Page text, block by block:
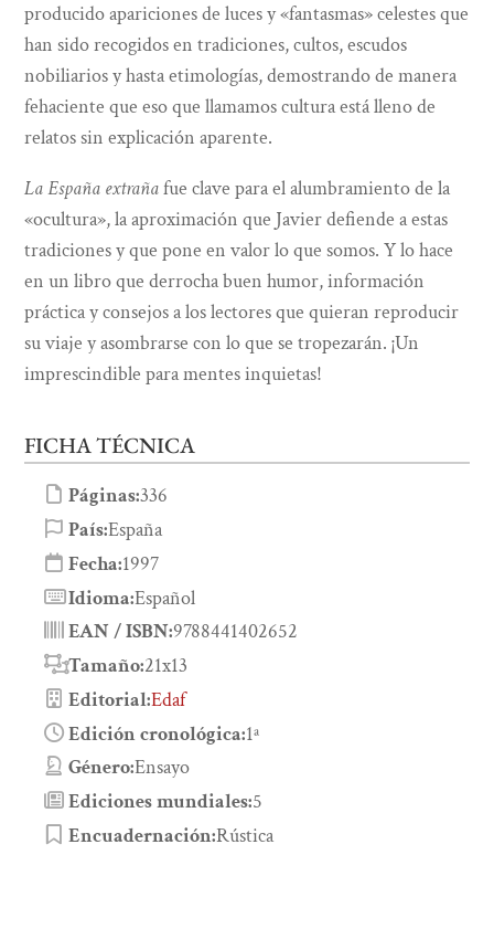
producido apariciones de luces y «fantasmas» celestes que
han sido recogidos en tradiciones, cultos, escudos
nobiliarios y hasta etimologías, demostrando de manera
fehaciente que eso que llamamos cultura está lleno de
relatos sin explicación aparente.
La España extrañafue clave para el alumbramiento de la
«ocultura», la aproximación que Javier defiende a estas
tradiciones y que pone en valor lo que somos. Y lo hace
en un libro que derrocha buen humor, información
práctica y consejos a los lectores que quieran reproducir
su viaje y asombrarse con lo que se tropezarán. ¡Un
imprescindible para mentes inquietas!
FICHA TÉCNICA
Páginas:336
País:España
Fecha:1997
Idioma:Español
EAN / ISBN:9788441402652
Tamaño:21x13
Editorial:Edaf
Edición cronológica:1ª
Género:Ensayo
Ediciones mundiales:5
Encuadernación:Rústica